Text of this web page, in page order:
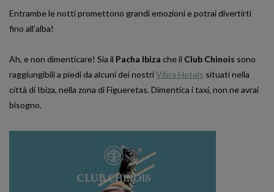
Entrambe le notti promettono grandi emozioni e potrai divertirti
fino all’alba!
Ah, e non dimenticare! Sia il Pacha Ibiza che il Club Chinois sono
raggiungibili a piedi da alcuni dei nostriVibra Hotels situati nella
città di Ibiza, nella zona di Figueretas. Dimentica i taxi, non ne avrai
bisogno.